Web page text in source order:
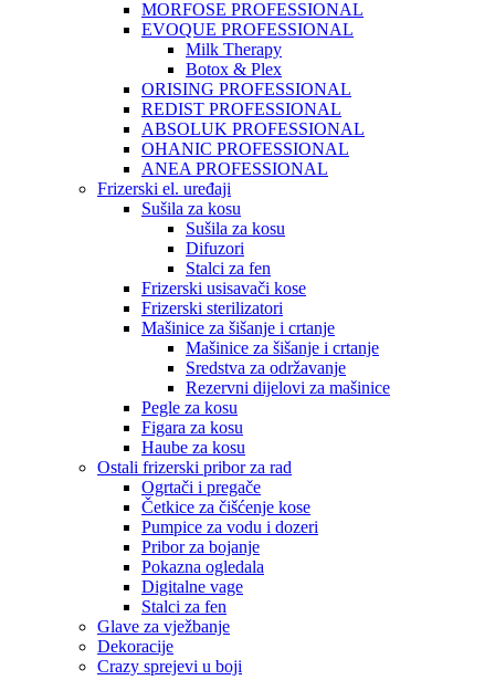
MORFOSE PROFESSIONAL
EVOQUE PROFESSIONAL
Milk Therapy
Botox & Plex
ORISING PROFESSIONAL
REDIST PROFESSIONAL
ABSOLUK PROFESSIONAL
OHANIC PROFESSIONAL
ANEA PROFESSIONAL
Frizerski el. uređaji
Sušila za kosu
Sušila za kosu
Difuzori
Stalci za fen
Frizerski usisavači kose
Frizerski sterilizatori
Mašinice za šišanje i crtanje
Mašinice za šišanje i crtanje
Sredstva za održavanje
Rezervni dijelovi za mašinice
Pegle za kosu
Figara za kosu
Haube za kosu
Ostali frizerski pribor za rad
Ogrtači i pregače
Četkice za čišćenje kose
Pumpice za vodu i dozeri
Pribor za bojanje
Pokazna ogledala
Digitalne vage
Stalci za fen
Glave za vježbanje
Dekoracije
Crazy sprejevi u boji